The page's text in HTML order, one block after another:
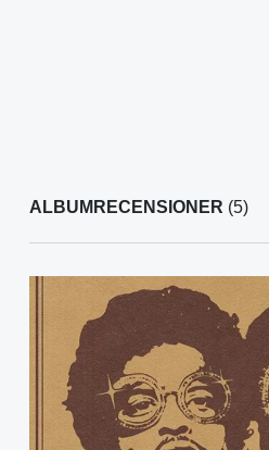
ALBUMRECENSIONER (5)